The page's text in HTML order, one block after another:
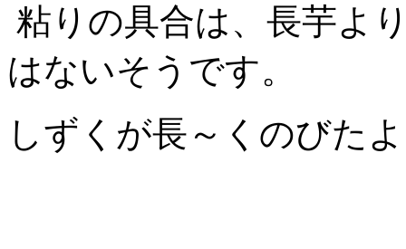
粘りの具合は、長芋よ
はないそうです。
しずくが長～くのびた